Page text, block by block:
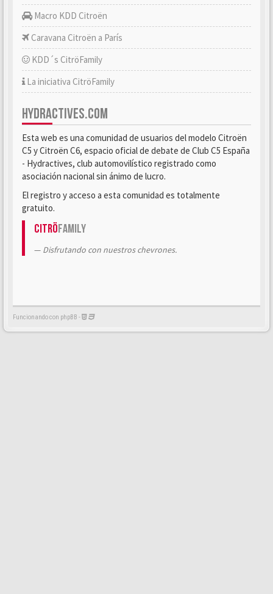
Macro KDD Citroën
Caravana Citroën a París
KDD´s CitröFamily
La iniciativa CitröFamily
HYDRACTIVES.COM
Esta web es una comunidad de usuarios del modelo Citroën
C5 y Citroën C6, espacio oficial de debate de Club C5 España
- Hydractives, club automovilístico registrado como
asociación nacional sin ánimo de lucro.
El registro y acceso a esta comunidad es totalmente
gratuito.
CitröFamily
Disfrutando con nuestros chevrones.
Funcionando con phpBB -